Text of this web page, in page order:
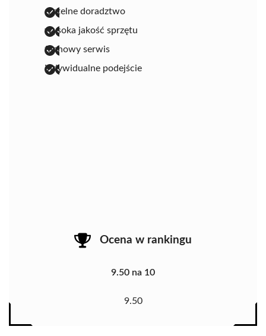
rzetelne doradztwo
wysoka jakość sprzętu
fachowy serwis
indywidualne podejście
Ocena w rankingu
9.50 na 10
9.50